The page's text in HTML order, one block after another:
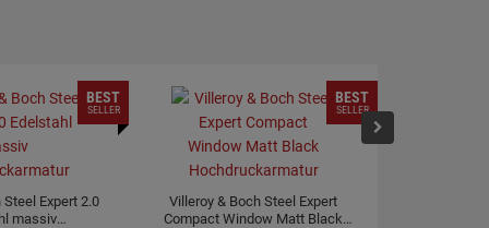
Expert 2.0
massiv
BEST
SELLER
Villeroy & Boch Steel Expert
Compact Window Matt Black
BEST
SELLER